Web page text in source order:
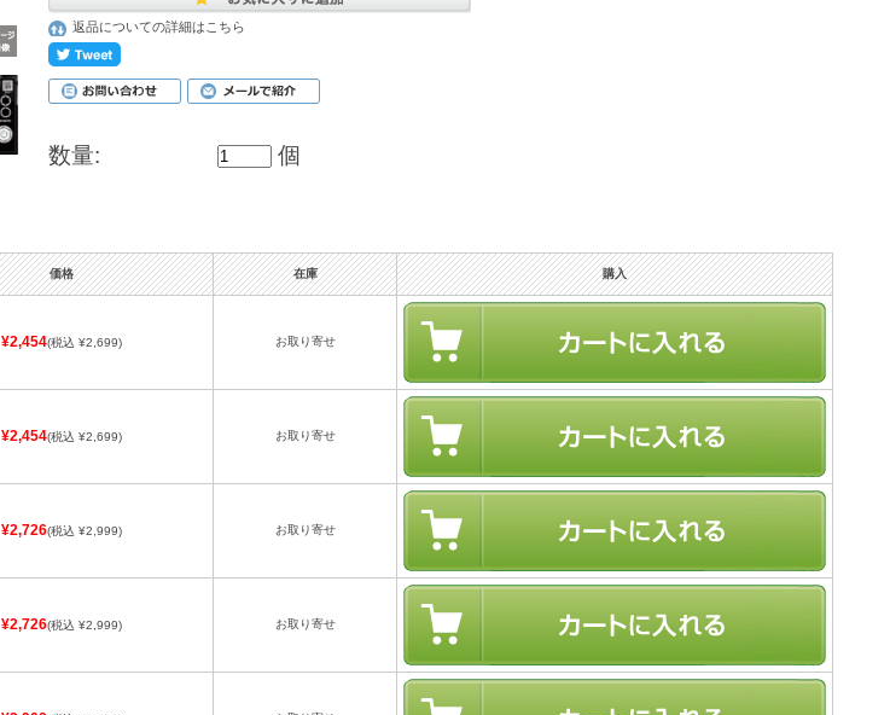
返品についての詳細はこちら
数量: 個
価格 在庫 購入
¥2,454(税込 ¥2,699) お取り寄せ
¥2,454(税込 ¥2,699) お取り寄せ
¥2,726(税込 ¥2,999) お取り寄せ
¥2,726(税込 ¥2,999) お取り寄せ